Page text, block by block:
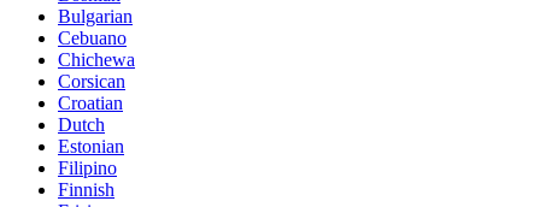
Bulgarian
Cebuano
Chichewa
Corsican
Croatian
Dutch
Estonian
Filipino
Finnish